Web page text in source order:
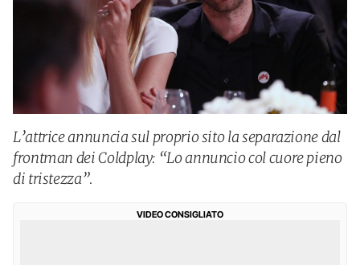
L’attrice annuncia sul proprio sito la separazione dal
frontman dei Coldplay: “Lo annuncio col cuore pieno
di tristezza”.
VIDEO CONSIGLIATO